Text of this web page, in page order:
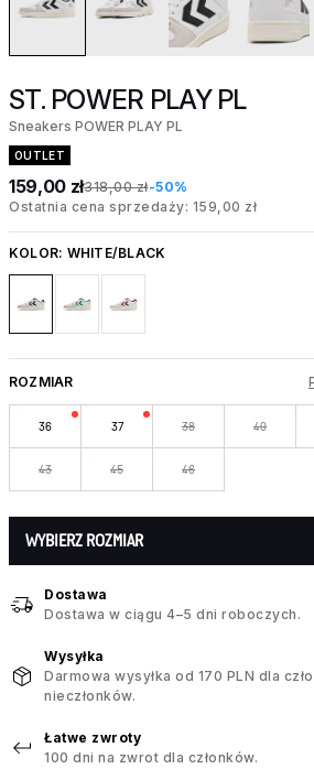
ST. POWER PLAY PL
Sneakers POWER PLAY PL
OUTLET
159,00 zł318,00 zł-50%
Ostatnia cena sprzedaży: 159,00 zł
KOLOR: WHITE/BLACK
ROZMIAR
36 37 38 40
43 45 46
WYBIERZ ROZMIAR
Dostawa
Dostawa w ciągu 4–5 dni roboczych.
Wysyłka
Darmowa wysyłka od 170 PLN dla
nieczłonków.
Łatwe zwroty
100 dni na zwrot dla członków.